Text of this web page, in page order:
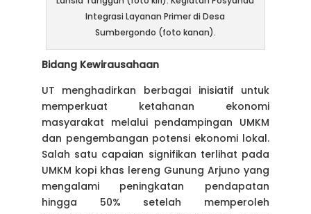
Integrasi Layanan Primer di Desa
Sumbergondo (foto kanan).
Bidang Kewirausahaan
UT menghadirkan berbagai inisiatif untuk
memperkuat ketahanan ekonomi
masyarakat melalui pendampingan UMKM
dan pengembangan potensi ekonomi lokal.
Salah satu capaian signifikan terlihat pada
UMKM kopi khas lereng Gunung Arjuno yang
mengalami peningkatan pendapatan
hingga 50% setelah memperoleh